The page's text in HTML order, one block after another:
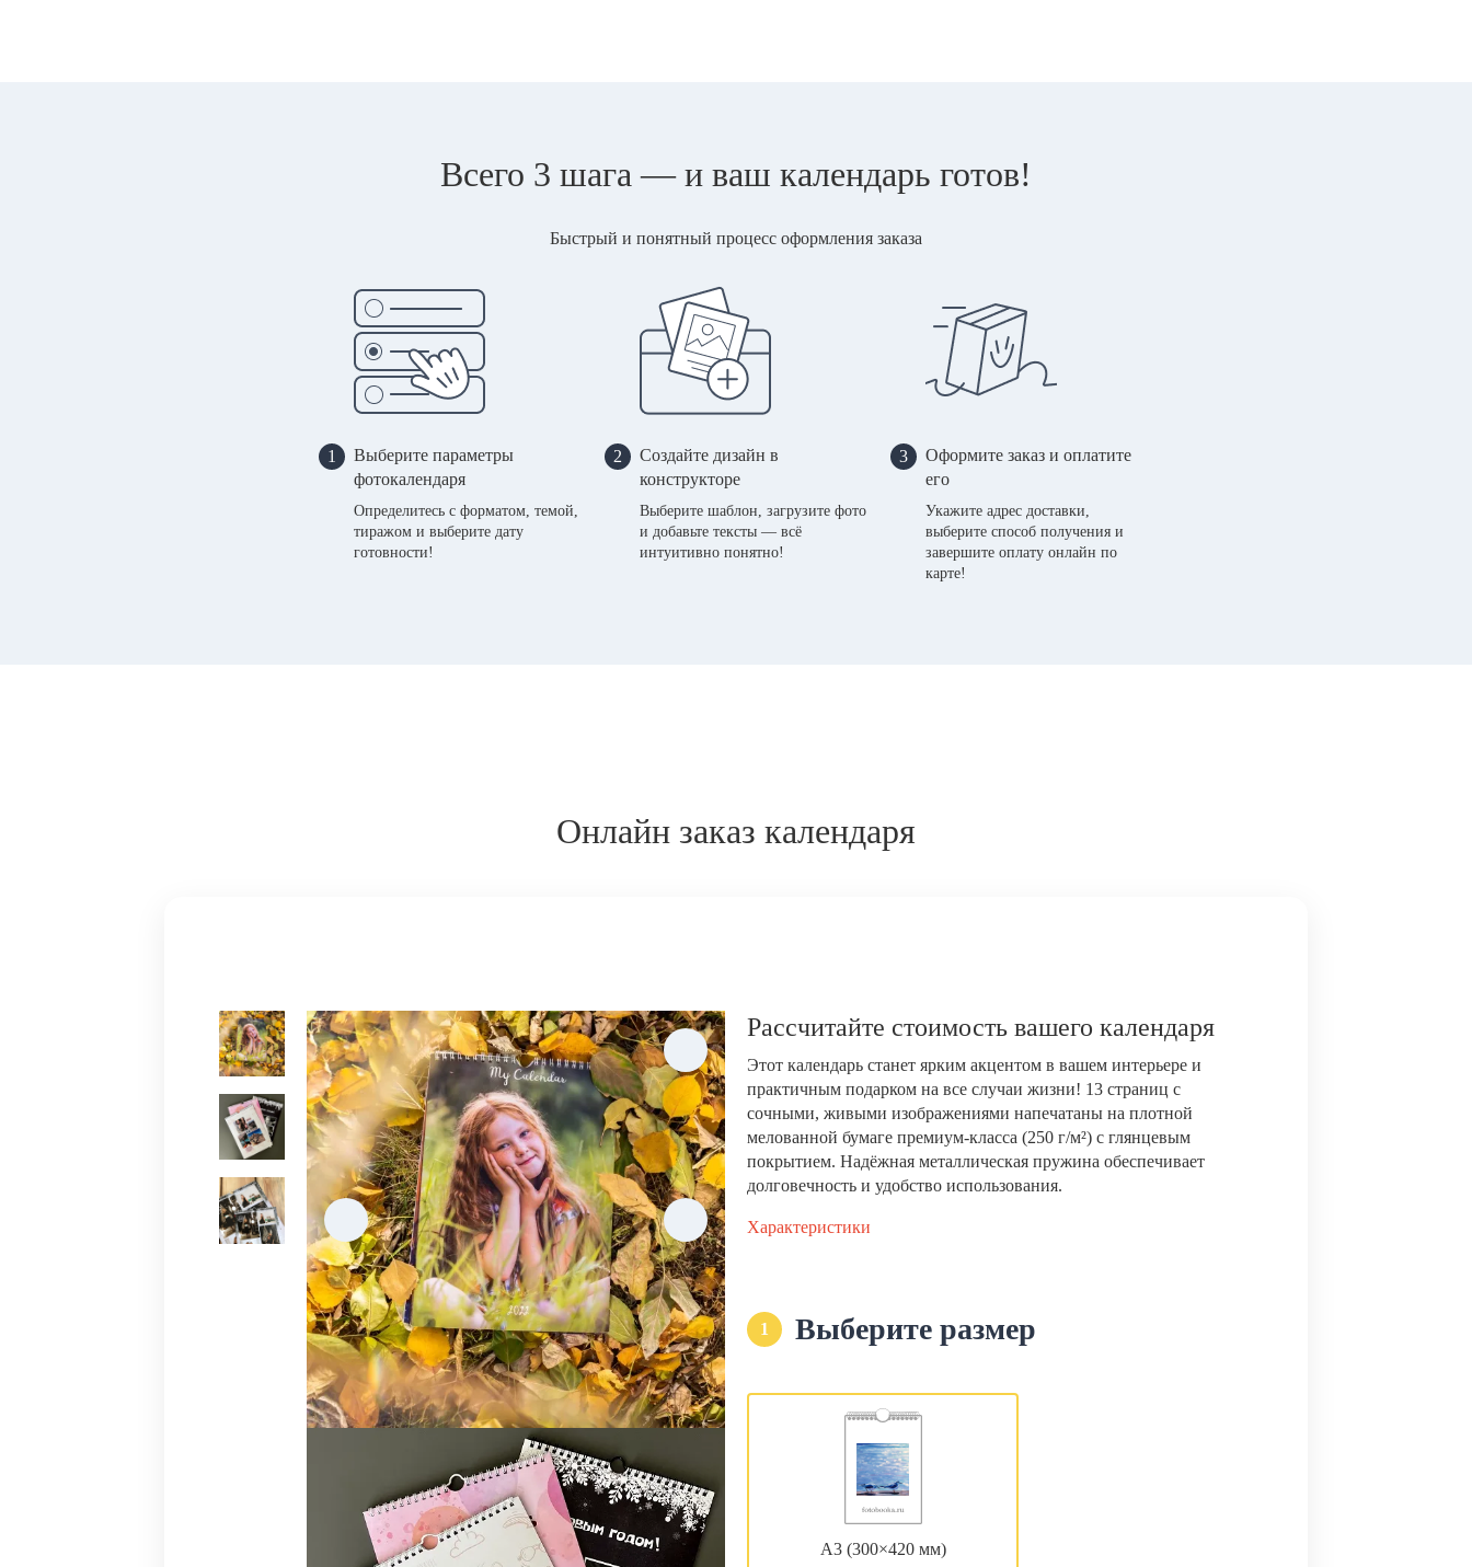
Всего 3 шага — и ваш календарь готов!
Быстрый и понятный процесс оформления заказа
1
Выберите параметры
фотокалендаря
Определитесь с форматом, темой,
тиражом и выберите дату
готовности!
2
Создайте дизайн в
конструкторе
Выберите шаблон, загрузите фото
и добавьте тексты — всё
интуитивно понятно!
3
Оформите заказ и оплатите
его
Укажите адрес доставки,
выберите способ получения и
завершите оплату онлайн по
карте!
Онлайн заказ календаря
Рассчитайте стоимость вашего календаря
Этот календарь станет ярким акцентом в вашем интерьере и
практичным подарком на все случаи жизни! 13 страниц с
сочными, живыми изображениями напечатаны на плотной
мелованной бумаге премиум-класса (250 г/м²) с глянцевым
покрытием. Надёжная металлическая пружина обеспечивает
долговечность и удобство использования.
Характеристики
1 Выберите размер
А3 (300×420 мм)